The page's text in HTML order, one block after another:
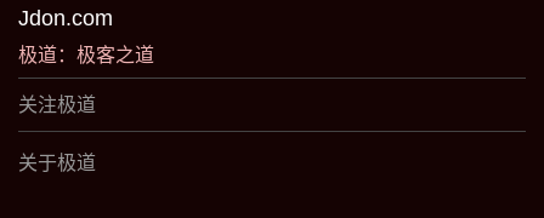
Jdon.com
极道：极客之道
关注极道
关于极道